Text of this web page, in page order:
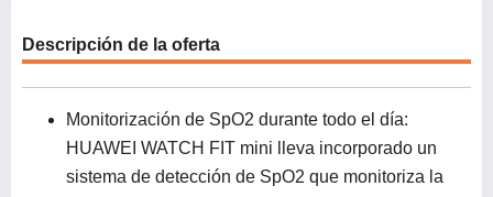
Descripción de la oferta
Monitorización de SpO2 durante todo el día:
HUAWEI WATCH FIT mini lleva incorporado un
sistema de detección de SpO2 que monitoriza la